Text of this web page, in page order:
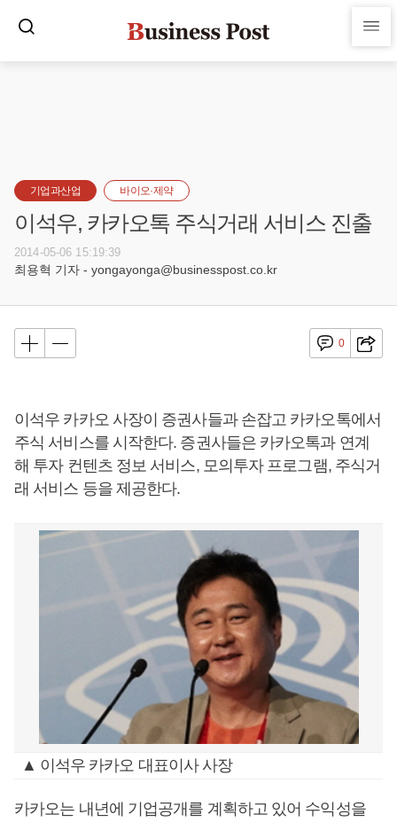
기업과산업 바이오·제약
이석우, 카카오톡 주식거래 서비스 진출
2014-05-06 15:19:39
최용혁 기자 - yongayonga@businesspost.co.kr
0
이석우 카카오 사장이 증권사들과 손잡고 카카오톡에서
주식 서비스를 시작한다. 증권사들은 카카오톡과 연계
해 투자 컨텐츠 정보 서비스, 모의투자 프로그램, 주식거
래 서비스 등을 제공한다.
▲ 이석우 카카오 대표이사 사장
카카오는 내년에 기업공개를 계획하고 있어 수익성을